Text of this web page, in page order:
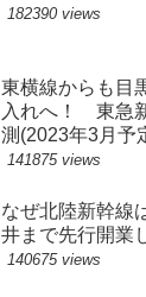
182390 views
東横線からも目
入れへ！ 東急
測(2023年3月予
141875 views
なぜ北陸新幹線
井まで先行開業
140675 views